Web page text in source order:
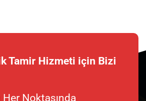
Tamir Hizmeti için Bizi
Noktasında